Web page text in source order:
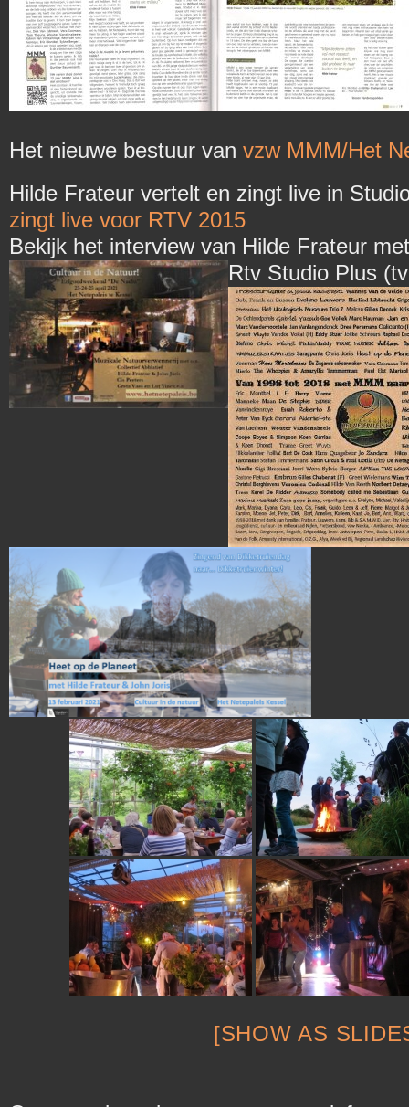
Het nieuwe bestuur van vzw MMM/Het
Hilde Frateur vertelt en zingt live in
zingt live voor RTV 2015
Bekijk het interview van Hilde Frateur
Rtv Studio Plus
[SHOW AS